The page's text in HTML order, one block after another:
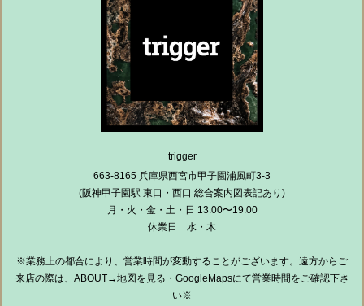
trigger
663-8165 兵庫県西宮市甲子園浦風町3-3
(阪神甲子園駅 東口・西口 総合案内図表記あり)
月・火・金・土・日 13:00〜19:00
休業日 水・木
※業務上の都合により、営業時間が変動することがございます。遠方からご
来店の際は、ABOUT→地図を見る・GoogleMapsにて営業時間をご確認下さ
い※